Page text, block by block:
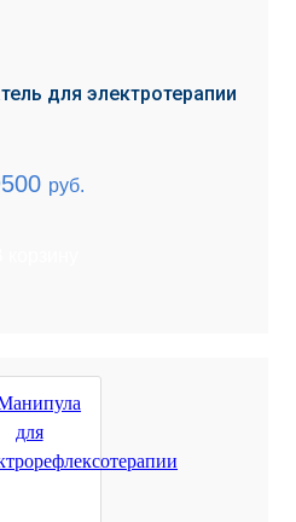
для электротерапии
руб.